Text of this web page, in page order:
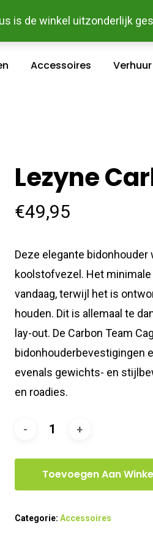
is de winkel uitzonderlijk
Online - Gratis Levering
Accessoires Verhuur
Lezyne
€49,95
Deze elegante bidonhouder
koolstofvezel. Het
vandaag, terwijl het is
houden. Dit is allemaal te
lay-out. De Carbon Team
bidonhouderbevestigingen
evenals gewichts- en
en roadies.
Toevoegen Aan
Categorie: Accessoires